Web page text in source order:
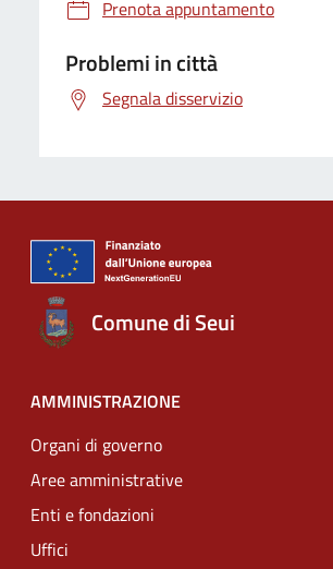
Prenota appuntamento
Problemi in città
Segnala disservizio
Comune di Seui
AMMINISTRAZIONE
Organi di governo
Aree amministrative
Enti e fondazioni
Uffici